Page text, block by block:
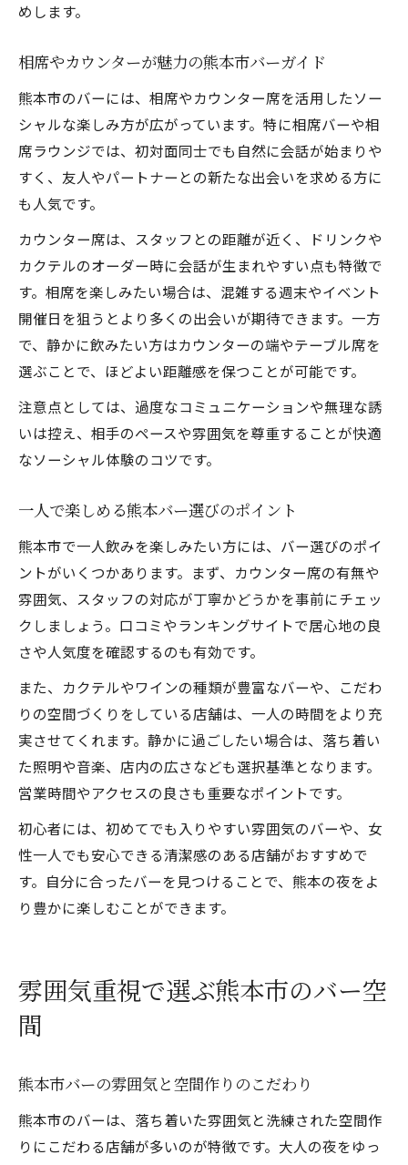
めします。
相席やカウンターが魅力の熊本市バーガイド
熊本市のバーには、相席やカウンター席を活用したソー
シャルな楽しみ方が広がっています。特に相席バーや相
席ラウンジでは、初対面同士でも自然に会話が始まりや
すく、友人やパートナーとの新たな出会いを求める方に
も人気です。
カウンター席は、スタッフとの距離が近く、ドリンクや
カクテルのオーダー時に会話が生まれやすい点も特徴で
す。相席を楽しみたい場合は、混雑する週末やイベント
開催日を狙うとより多くの出会いが期待できます。一方
で、静かに飲みたい方はカウンターの端やテーブル席を
選ぶことで、ほどよい距離感を保つことが可能です。
注意点としては、過度なコミュニケーションや無理な誘
いは控え、相手のペースや雰囲気を尊重することが快適
なソーシャル体験のコツです。
一人で楽しめる熊本バー選びのポイント
熊本市で一人飲みを楽しみたい方には、バー選びのポイ
ントがいくつかあります。まず、カウンター席の有無や
雰囲気、スタッフの対応が丁寧かどうかを事前にチェッ
クしましょう。口コミやランキングサイトで居心地の良
さや人気度を確認するのも有効です。
また、カクテルやワインの種類が豊富なバーや、こだわ
りの空間づくりをしている店舗は、一人の時間をより充
実させてくれます。静かに過ごしたい場合は、落ち着い
た照明や音楽、店内の広さなども選択基準となります。
営業時間やアクセスの良さも重要なポイントです。
初心者には、初めてでも入りやすい雰囲気のバーや、女
性一人でも安心できる清潔感のある店舗がおすすめで
す。自分に合ったバーを見つけることで、熊本の夜をよ
り豊かに楽しむことができます。
雰囲気重視で選ぶ熊本市のバー空
間
熊本市バーの雰囲気と空間作りのこだわり
熊本市のバーは、落ち着いた雰囲気と洗練された空間作
りにこだわる店舗が多いのが特徴です。大人の夜をゆっ